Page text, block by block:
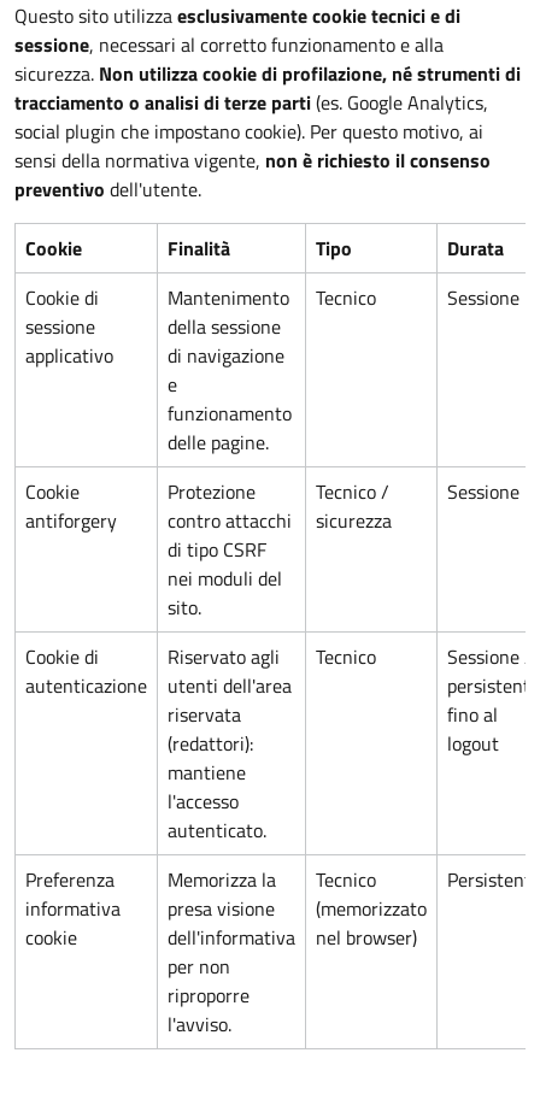
Questo sito utilizzaesclusivamente cookie tecnici e di
sessione, necessari al corretto funzionamento e alla
sicurezza. Non utilizza cookie di profilazione, né strumenti di
tracciamento o analisi di terze parti(es. Google Analytics,
social plugin che impostano cookie). Per questo motivo, ai
sensi della normativa vigente, non è richiesto il consenso
preventivo dell'utente.
Cookie Finalità Tipo
Durata
Cookie di
sessione
applicativo
Mantenimento
della sessione
di navigazione
e
funzionamento
delle pagine.
Tecnico Sessione
Cookie
antiforgery
Protezione
contro attacchi
di tipo CSRF
nei moduli del
sito.
Tecnico /
sicurezza
Sessione
Cookie di
autenticazione
Riservato agli
utenti dell'area
riservata
(redattori):
mantiene
l'accesso
autenticato.
Tecnico
Sessione /
persistente
fino al
logout
Preferenza
informativa
cookie
Memorizza la
presa visione
dell'informativa
per non
riproporre
l'avviso.
Tecnico
(memorizzato
nel browser)
Persistente